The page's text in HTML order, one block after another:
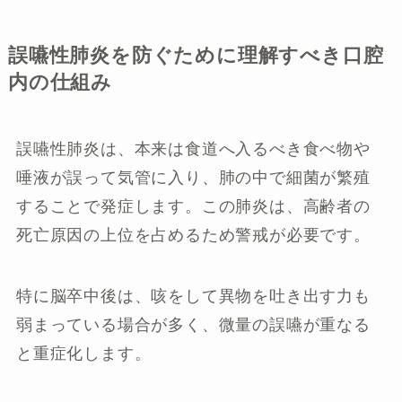
誤嚥性肺炎を防ぐために理解すべき口腔
内の仕組み
誤嚥性肺炎は、本来は食道へ入るべき食べ物や
唾液が誤って気管に入り、肺の中で細菌が繁殖
することで発症します。この肺炎は、高齢者の
死亡原因の上位を占めるため警戒が必要です。
特に脳卒中後は、咳をして異物を吐き出す力も
弱まっている場合が多く、微量の誤嚥が重なる
と重症化します。